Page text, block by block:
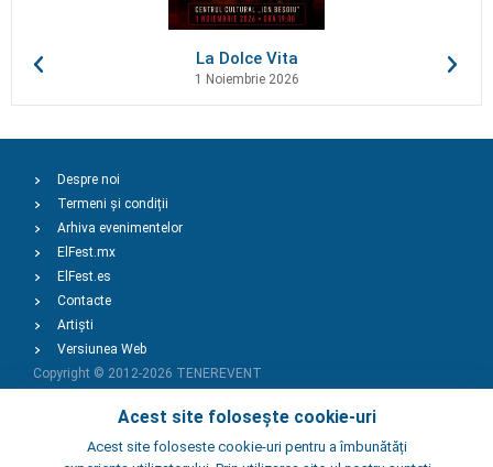
La Dolce Vita
1 Noiembrie 2026
Acest site folosește cookie-uri
Acest site foloseste cookie-uri pentru a îmbunătăți
Despre noi
Termeni și condiții
Arhiva evenimentelor
ElFest.mx
ElFest.es
Contacte
Artiști
Versiunea Web
Copyright © 2012-2026 TENEREVENT
Adaugă Eveniment